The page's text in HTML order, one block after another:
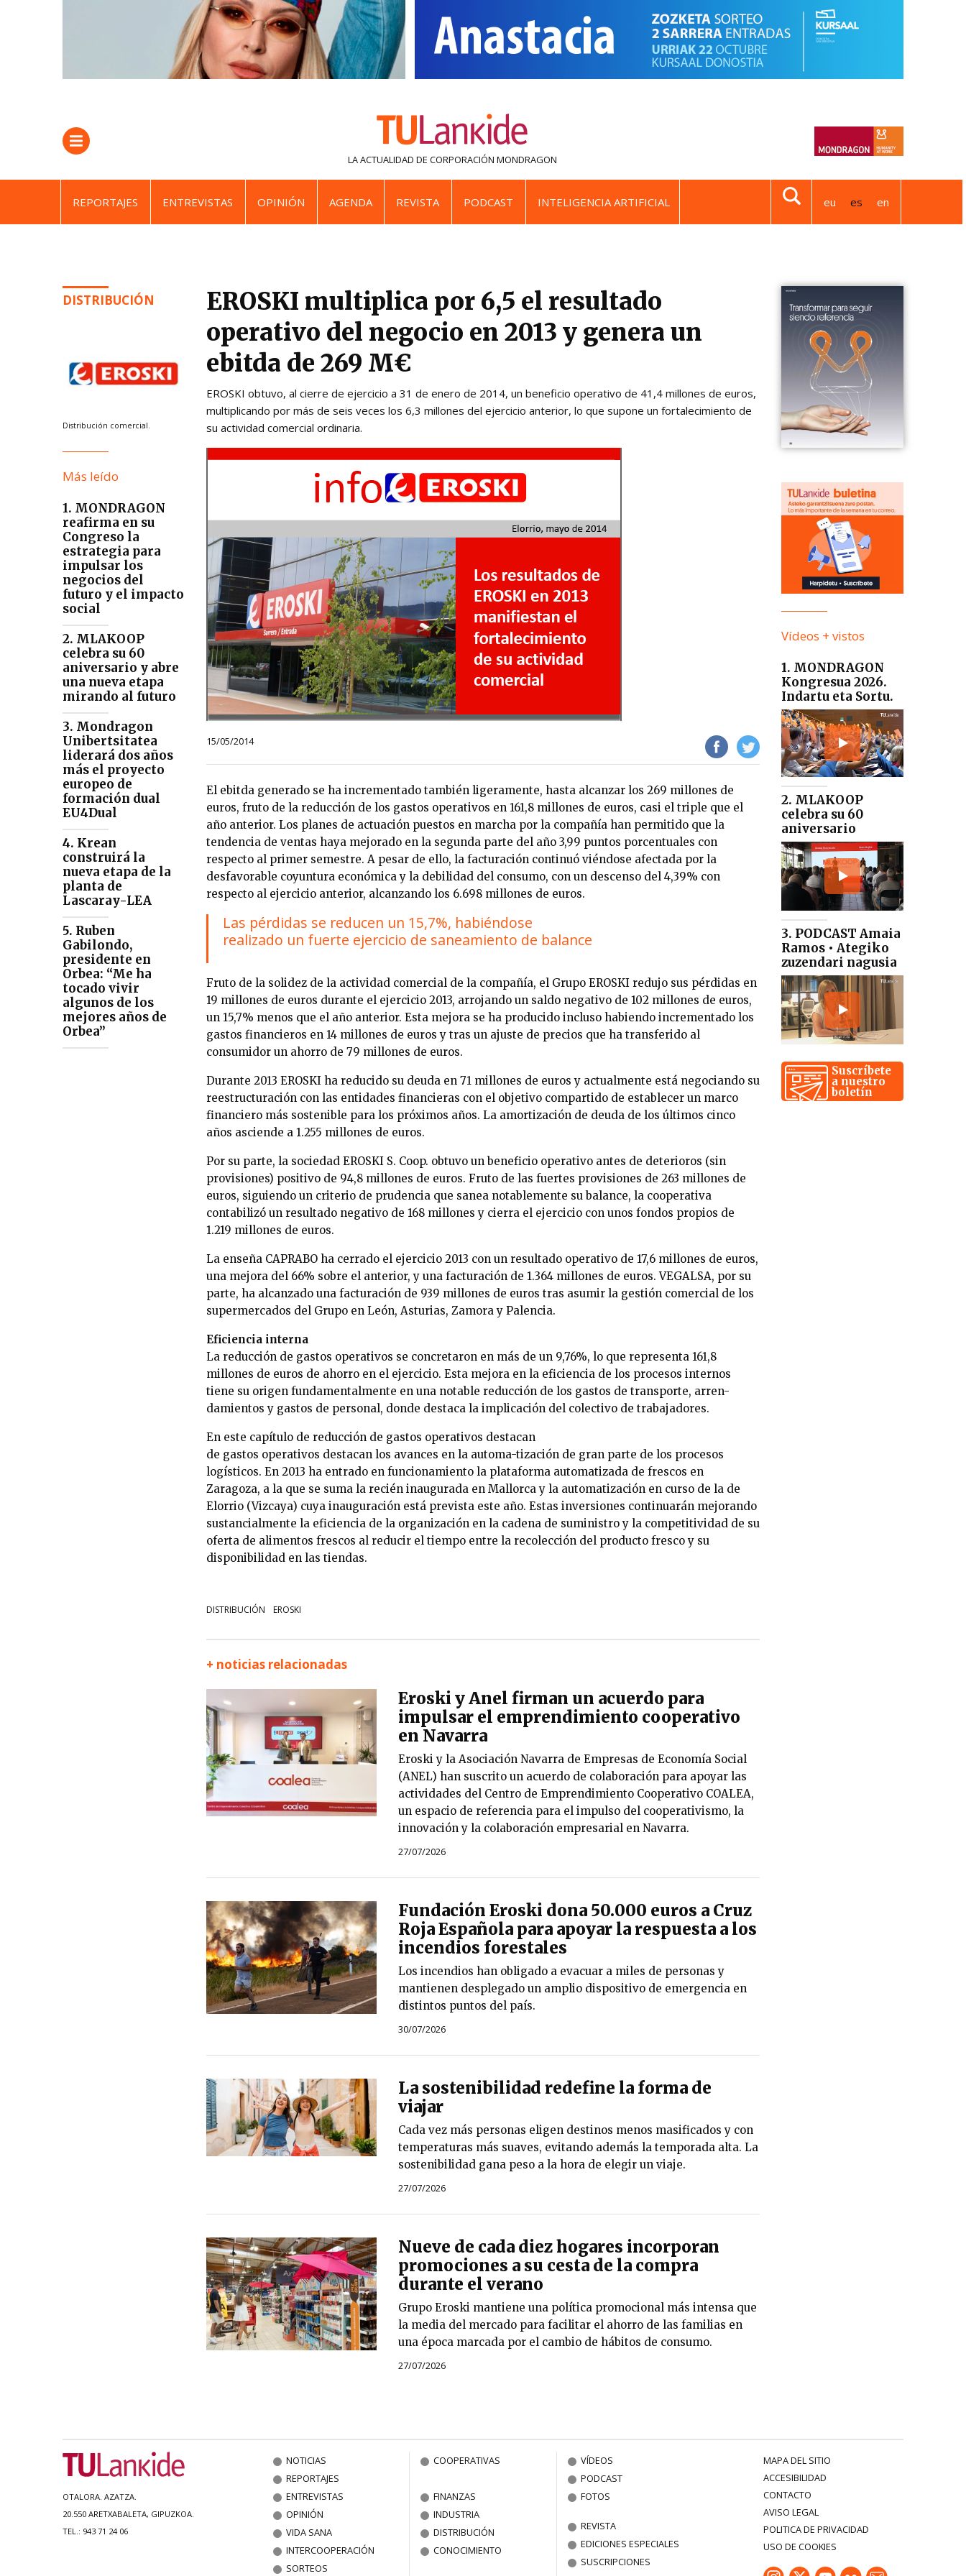
LA ACTUALIDAD DE CORPORACIÓN MONDRAGON
REPORTAJES ENTREVISTAS OPINIÓN AGENDA REVISTA PODCAST INTELIGENCIA ARTIFICIAL eu es en
DISTRIBUCIÓN
Distribución comercial.
Más leído
1. MONDRAGON
reafirma en su
Congreso la
estrategia para
impulsar los
negocios del
futuro y el impacto
social
2. MLAKOOP
celebra su 60
aniversario y abre
una nueva etapa
mirando al futuro
3. Mondragon
Unibertsitatea
liderará dos años
más el proyecto
europeo de
formación dual
EU4Dual
4. Krean
construirá la
nueva etapa de la
planta de
Lascaray-LEA
5. Ruben
Gabilondo,
presidente en
Orbea: “Me ha
tocado vivir
algunos de los
mejores años de
Orbea”
EROSKI multiplica por 6,5 el resultado
operativo del negocio en 2013 y genera un
ebitda de 269 M€
EROSKI obtuvo, al cierre de ejercicio a 31 de enero de 2014, un beneficio operativo de 41,4 millones de euros,
multiplicando por más de seis veces los 6,3 millones del ejercicio anterior, lo que supone un fortalecimiento de
su actividad comercial ordinaria.
15/05/2014
El ebitda generado se ha incrementado también ligeramente, hasta alcanzar los 269 millones de
euros, fruto de la reducción de los gastos operativos en 161,8 millones de euros, casi el triple que el
año anterior. Los planes de actuación puestos en marcha por la compañía han permitido que la
tendencia de ventas haya mejorado en la segunda parte del año 3,99 puntos porcentuales con
respecto al primer semestre. A pesar de ello, la facturación continuó viéndose afectada por la
desfavorable coyuntura económica y la debilidad del consumo, con un descenso del 4,39% con
respecto al ejercicio anterior, alcanzando los 6.698 millones de euros.
Las pérdidas se reducen un 15,7%, habiéndose
realizado un fuerte ejercicio de saneamiento de balance
Fruto de la solidez de la actividad comercial de la compañía, el Grupo EROSKI redujo sus pérdidas en
19 millones de euros durante el ejercicio 2013, arrojando un saldo negativo de 102 millones de euros,
un 15,7% menos que el año anterior. Esta mejora se ha producido incluso habiendo incrementado los
gastos financieros en 14 millones de euros y tras un ajuste de precios que ha transferido al
consumidor un ahorro de 79 millones de euros.
Durante 2013 EROSKI ha reducido su deuda en 71 millones de euros y actualmente está negociando su
reestructuración con las entidades financieras con el objetivo compartido de establecer un marco
financiero más sostenible para los próximos años. La amortización de deuda de los últimos cinco
años asciende a 1.255 millones de euros.
Por su parte, la sociedad EROSKI S. Coop. obtuvo un beneficio operativo antes de deterioros (sin
provisiones) positivo de 94,8 millones de euros. Fruto de las fuertes provisiones de 263 millones de
euros, siguiendo un criterio de prudencia que sanea notablemente su balance, la cooperativa
contabilizó un resultado negativo de 168 millones y cierra el ejercicio con unos fondos propios de
1.219 millones de euros.
La enseña CAPRABO ha cerrado el ejercicio 2013 con un resultado operativo de 17,6 millones de euros,
una mejora del 66% sobre el anterior, y una facturación de 1.364 millones de euros. VEGALSA, por su
parte, ha alcanzado una facturación de 939 millones de euros tras asumir la gestión comercial de los
supermercados del Grupo en León, Asturias, Zamora y Palencia.
Eficiencia interna
La reducción de gastos operativos se concretaron en más de un 9,76%, lo que representa 161,8
millones de euros de ahorro en el ejercicio. Esta mejora en la eficiencia de los procesos internos
tiene su origen fundamentalmente en una notable reducción de los gastos de transporte, arren-
damientos y gastos de personal, donde destaca la implicación del colectivo de trabajadores.
En este capítulo de reducción de gastos operativos destacan
de gastos operativos destacan los avances en la automa-tización de gran parte de los procesos
logísticos. En 2013 ha entrado en funcionamiento la plataforma automatizada de frescos en
Zaragoza, a la que se suma la recién inaugurada en Mallorca y la automatización en curso de la de
Elorrio (Vizcaya) cuya inauguración está prevista este año. Estas inversiones continuarán mejorando
sustancialmente la eficiencia de la organización en la cadena de suministro y la competitividad de su
oferta de alimentos frescos al reducir el tiempo entre la recolección del producto fresco y su
disponibilidad en las tiendas.
DISTRIBUCIÓN EROSKI
+ noticias relacionadas
Eroski y Anel firman un acuerdo para
impulsar el emprendimiento cooperativo
en Navarra
Eroski y la Asociación Navarra de Empresas de Economía Social
(ANEL) han suscrito un acuerdo de colaboración para apoyar las
actividades del Centro de Emprendimiento Cooperativo COALEA,
un espacio de referencia para el impulso del cooperativismo, la
innovación y la colaboración empresarial en Navarra.
27/07/2026
Fundación Eroski dona 50.000 euros a Cruz
Roja Española para apoyar la respuesta a los
incendios forestales
Los incendios han obligado a evacuar a miles de personas y
mantienen desplegado un amplio dispositivo de emergencia en
distintos puntos del país.
30/07/2026
La sostenibilidad redefine la forma de
viajar
Cada vez más personas eligen destinos menos masificados y con
temperaturas más suaves, evitando además la temporada alta. La
sostenibilidad gana peso a la hora de elegir un viaje.
27/07/2026
Nueve de cada diez hogares incorporan
promociones a su cesta de la compra
durante el verano
Grupo Eroski mantiene una política promocional más intensa que
la media del mercado para facilitar el ahorro de las familias en
una época marcada por el cambio de hábitos de consumo.
27/07/2026
Vídeos + vistos
1. MONDRAGON
Kongresua 2026.
Indartu eta Sortu.
2. MLAKOOP
celebra su 60
aniversario
3. PODCAST Amaia
Ramos • Ategiko
zuzendari nagusia
Suscríbete
a nuestro
boletín
OTALORA. AZATZA.
20.550 ARETXABALETA, GIPUZKOA.
TEL.: 943 71 24 06
NOTICIAS
REPORTAJES
ENTREVISTAS
OPINIÓN
VIDA SANA
INTERCOOPERACIÓN
SORTEOS
COOPERATIVAS
FINANZAS
INDUSTRIA
DISTRIBUCIÓN
CONOCIMIENTO
VÍDEOS
PODCAST
FOTOS
REVISTA
EDICIONES ESPECIALES
SUSCRIPCIONES
MAPA DEL SITIO
ACCESIBILIDAD
CONTACTO
AVISO LEGAL
POLITICA DE PRIVACIDAD
USO DE COOKIES